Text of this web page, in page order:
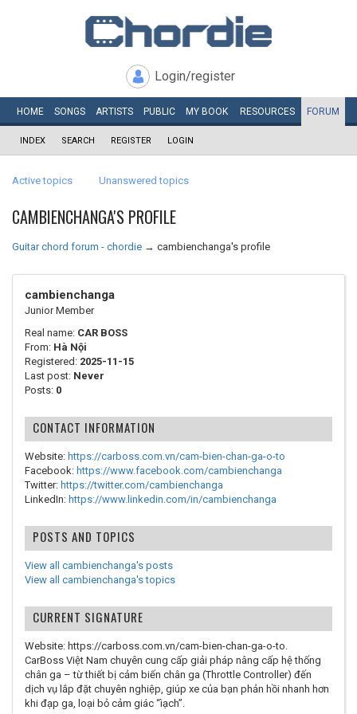
Login/register
HOME SONGS ARTISTS PUBLIC MY BOOK RESOURCES FORUM
INDEX SEARCH REGISTER LOGIN
Active topics Unanswered topics
CAMBIENCHANGA'S PROFILE
Guitar chord forum - chordie → cambienchanga's profile
cambienchanga
Junior Member
Real name: CAR BOSS
From: Hà Nội
Registered: 2025-11-15
Last post: Never
Posts: 0
CONTACT INFORMATION
Website: https://carboss.com.vn/cam-bien-chan-ga-o-to
Facebook: https://www.facebook.com/cambienchanga
Twitter: https://twitter.com/cambienchanga
LinkedIn: https://www.linkedin.com/in/cambienchanga
POSTS AND TOPICS
View all cambienchanga's posts
View all cambienchanga's topics
CURRENT SIGNATURE
Website: https://carboss.com.vn/cam-bien-chan-ga-o-to.
CarBoss Việt Nam chuyên cung cấp giải pháp nâng cấp hệ thống
chân ga – từ thiết bị cảm biến chân ga (Throttle Controller) đến
dịch vụ lắp đặt chuyên nghiệp, giúp xe của bạn phản hồi nhanh hơn
khi đạp ga, loại bỏ cảm giác “ìạch”.